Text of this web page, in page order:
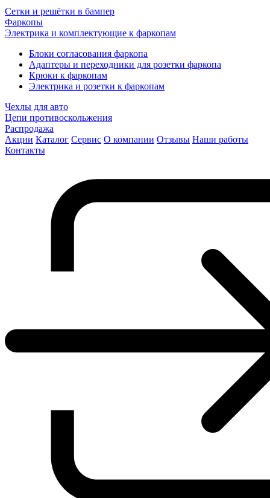
Сетки и решётки в бампер
Фаркопы
Электрика и комплектующие к фаркопам
Блоки согласования фаркопа
Адаптеры и переходники для розетки фаркопа
Крюки к фаркопам
Электрика и розетки к фаркопам
Чехлы для авто
Цепи противоскольжения
Распродажа
Акции Каталог Сервис О компании Отзывы Наши работы
Контакты